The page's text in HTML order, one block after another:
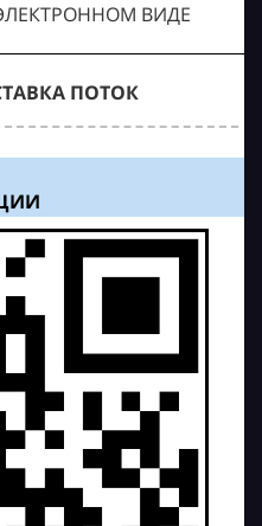
ВИДЕ
ПОТОК